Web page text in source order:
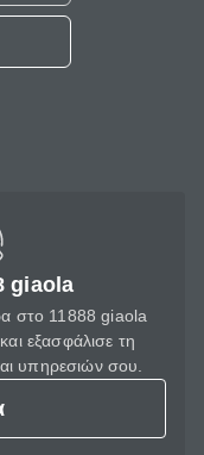
giaola
στο 11888 giaola
εξασφάλισε τη
υπηρεσιών σου.